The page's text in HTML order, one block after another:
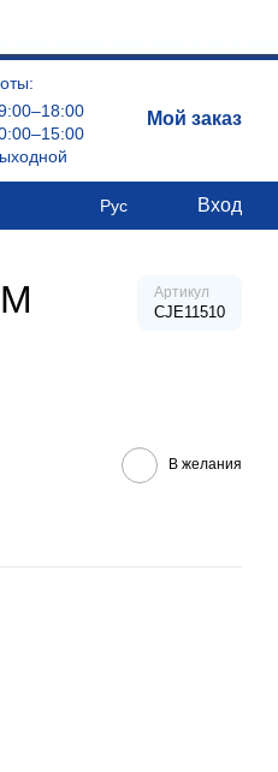
Мой заказ
Рус Вход
Артикул
CJE11510
В желания